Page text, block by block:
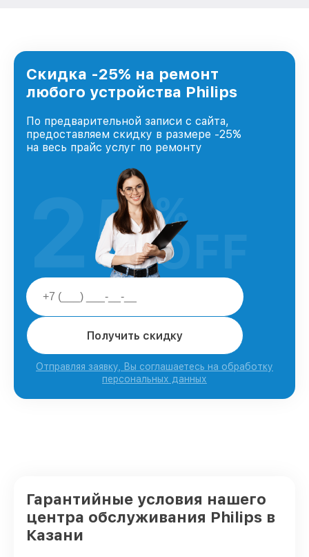
Скидка -25% на ремонт
любого устройства Philips
По предварительной записи с сайта,
предоставляем скидку в размере -25%
на весь прайс услуг по ремонту
Получить скидку
Отправляя заявку, Вы соглашаетесь на обработку
персональных данных
25%
OFF
Гарантийные условия нашего
центра обслуживания Philips в
Казани